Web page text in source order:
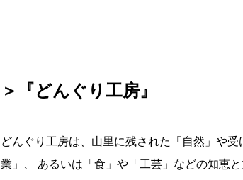
＞『どんぐり工房』
どんぐり工房は、山里に残された「自然」や
業」、 あるいは「食」や「工芸」などの知恵